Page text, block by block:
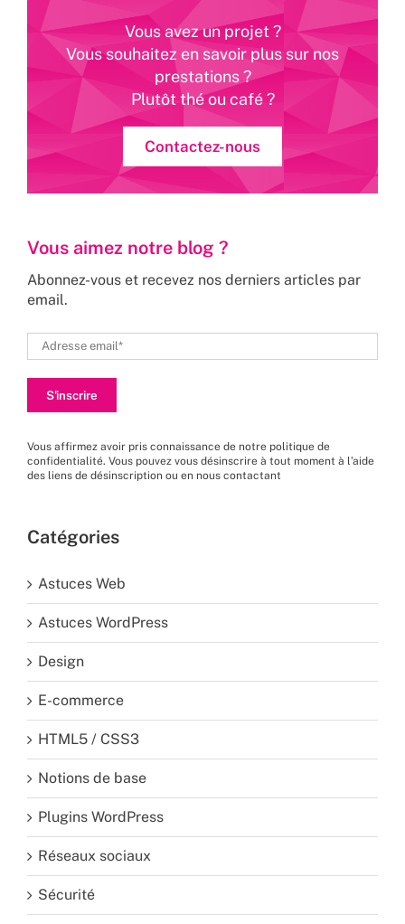
Vous avez un projet ?
Vous souhaitez en savoir plus sur nos
prestations ?
Plutôt thé ou café ?
Contactez-nous
Vous aimez notre blog ?
Abonnez-vous et recevez nos derniers articles par
email.
Vous affirmez avoir pris connaissance de notre politique de
confidentialité. Vous pouvez vous désinscrire à tout moment à l’aide
des liens de désinscription ou en nous contactant
Catégories
Astuces Web
Astuces WordPress
Design
E-commerce
HTML5 / CSS3
Notions de base
Plugins WordPress
Réseaux sociaux
Sécurité